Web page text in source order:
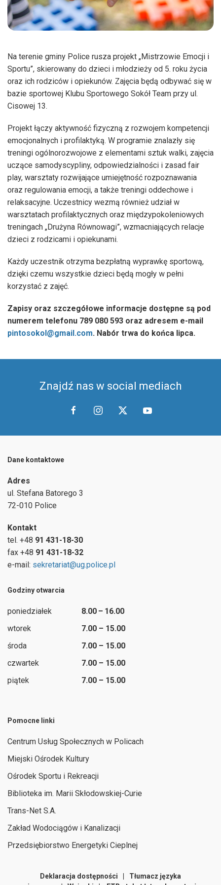
Na terenie gminy Police rusza projekt „Mistrzowie Emocji i
Sportu”, skierowany do dzieci i młodzieży od 5. roku życia
oraz ich rodziców i opiekunów. Zajęcia będą odbywać się w
bazie sportowej Klubu Sportowego Sokół Team przy ul.
Cisowej 13.
Projekt łączy aktywność fizyczną z rozwojem kompetencji
emocjonalnych i profilaktyką. W programie znalazły się
treningi ogólnorozwojowe z elementami sztuk walki, zajęcia
uczące samodyscypliny, odpowiedzialności i zasad fair
play, warsztaty rozwijające umiejętność rozpoznawania
oraz regulowania emocji, a także treningi oddechowe i
relaksacyjne. Uczestnicy wezmą również udział w
warsztatach profilaktycznych oraz międzypokoleniowych
treningach „Drużyna Równowagi”, wzmacniających relacje
dzieci z rodzicami i opiekunami.
Każdy uczestnik otrzyma bezpłatną wyprawkę sportową,
dzięki czemu wszystkie dzieci będą mogły w pełni
korzystać z zajęć.
Zapisy oraz szczegółowe informacje dostępne są pod
numerem telefonu 789 080 593 oraz adresem e-mail
pintosokol@gmail.com. Nabór trwa do końca lipca.
Znajdź nas w social mediach
Dane kontaktowe
Adres
ul. Stefana Batorego 3
72-010 Police
Kontakt
tel. +48 91 431-18-30
fax +48 91 431-18-32
e-mail: sekretariat@ug.police.pl
Godziny otwarcia
poniedziałek
8.00 – 16.00
wtorek
7.00 – 15.00
środa
7.00 – 15.00
czwartek
7.00 – 15.00
piątek
7.00 – 15.00
Pomocne linki
Centrum Usług Społecznych w Policach
Miejski Ośrodek Kultury
Ośrodek Sportu i Rekreacji
Biblioteka im. Marii Skłodowskiej-Curie
Trans-Net S.A.
Zakład Wodociągów i Kanalizacji
Przedsiębiorstwo Energetyki Cieplnej
Deklaracja dostępności
Tłumacz języka